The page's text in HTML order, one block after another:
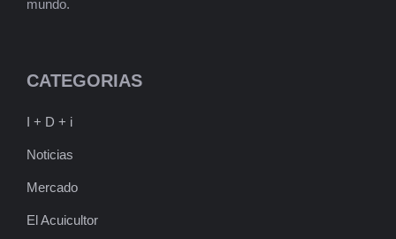
mundo.
CATEGORIAS
I + D + i
Noticias
Mercado
El Acuicultor